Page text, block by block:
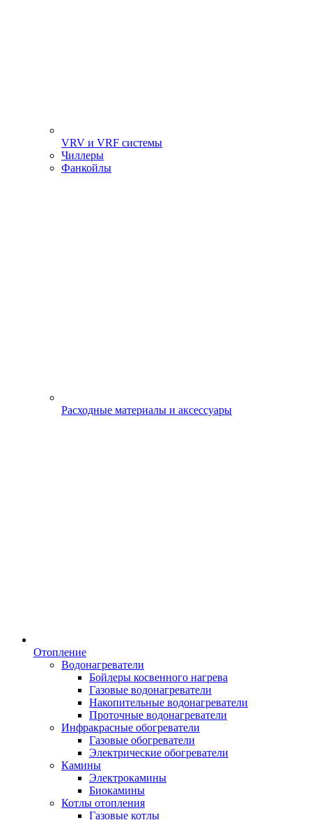
VRV и VRF системы
Чиллеры
Фанкойлы
Расходные материалы и аксессуары
Отопление
Водонагреватели
Бойлеры косвенного нагрева
Газовые водонагреватели
Накопительные водонагреватели
Проточные водонагреватели
Инфракрасные обогреватели
Газовые обогреватели
Электрические обогреватели
Камины
Электрокамины
Биокамины
Котлы отопления
Газовые котлы